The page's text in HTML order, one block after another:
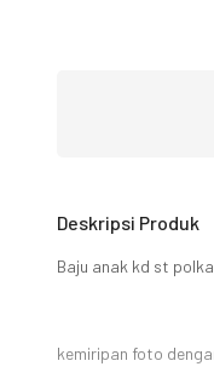
Deskripsi Produk
Baju anak kd st
kemiripan foto